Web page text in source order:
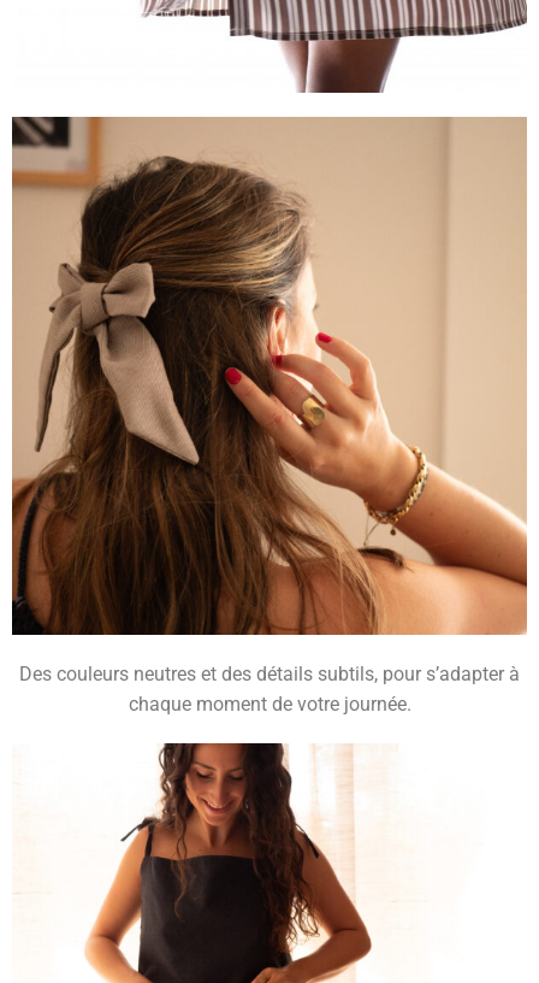
Des couleurs neutres et des détails subtils, pour s’adapter à
chaque moment de votre journée.